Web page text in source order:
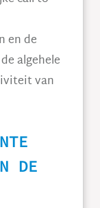
en de
algehele
van
DE